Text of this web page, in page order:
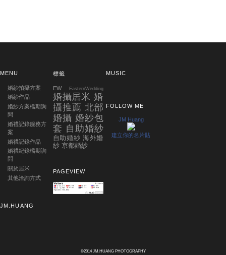
MENU
婚紗拍攝方案
婚紗作品
婚紗方案檔期詢
問
婚禮記錄服務方
案
婚禮記錄作品
婚禮紀錄檔期詢
問
關於居米
其他洽詢方式
JM.HUANG
標籤
EW EasternWedding
婚攝居米 婚
攝推薦 北部
婚攝 婚紗包
套 自助婚紗
自助婚紗 海外婚
紗 京都婚紗
PAGEVIEW
MUSIC
FOLLOW ME
JM Huang
建立你的名片貼
©2014 JM.HUANG PHOTOGRAPHY